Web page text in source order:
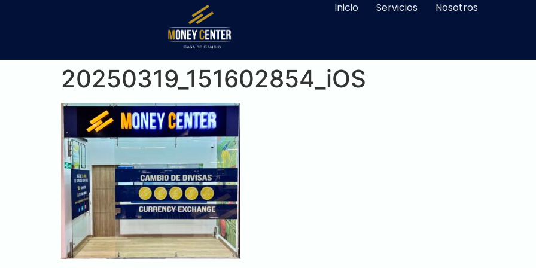
Inicio Servicios Nosotros
20250319_151602854_iOS